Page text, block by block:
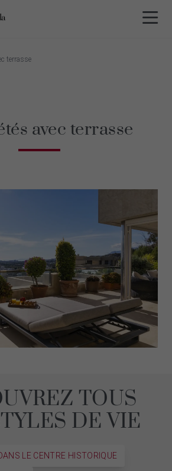
terrasse
avec terrasse
TOUS
DE VIE
LE CENTRE HISTORIQUE